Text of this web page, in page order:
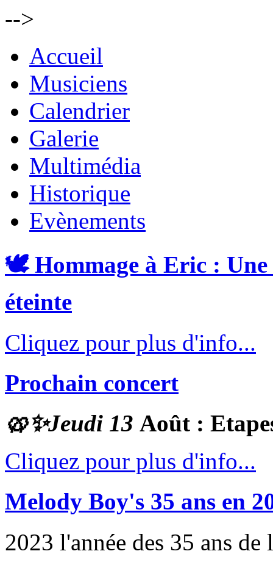
-->
Accueil
Musiciens
Calendrier
Galerie
Multimédia
Historique
Evènements
🕊️ Hommage à Eric : Une
éteinte
Cliquez pour plus d'info...
Prochain concert
🥨✨Jeudi 13 Août :
Cliquez pour plus d'info...
Melody Boy's 35 ans en
2023 l'année des 35 ans